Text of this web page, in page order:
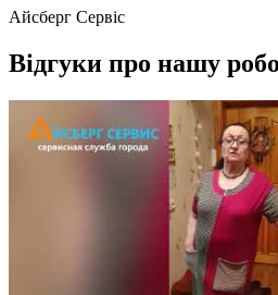
Айсберг Сервіс
Відгуки про нашу